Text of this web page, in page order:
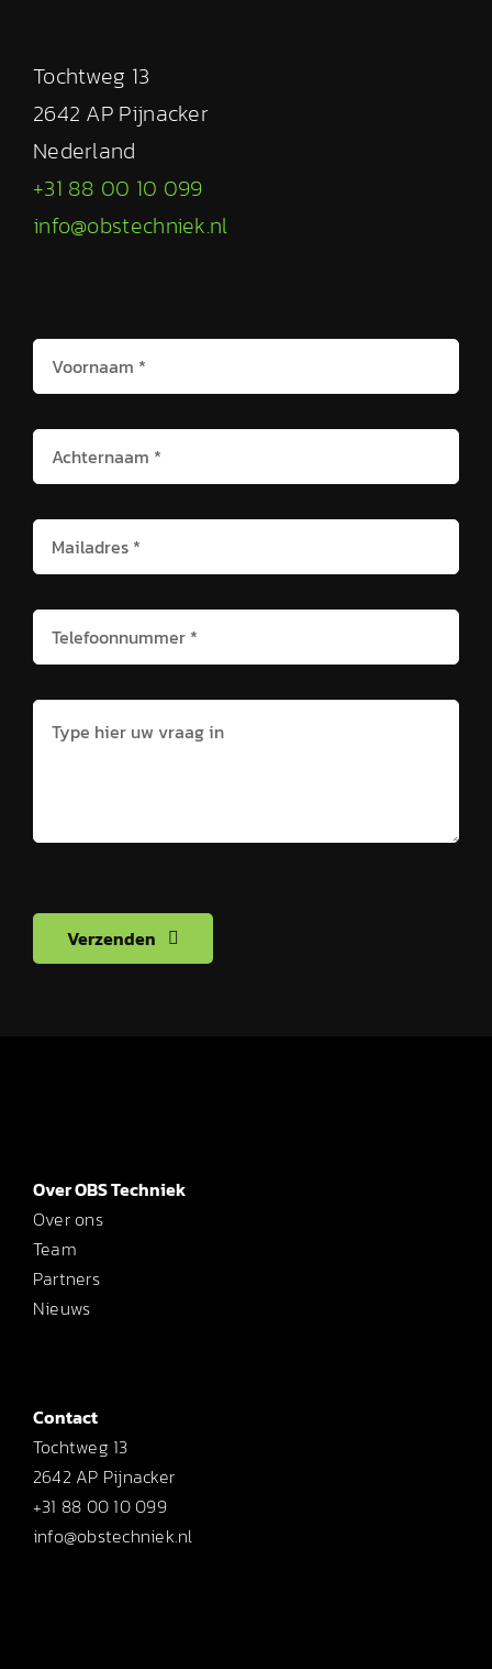
Tochtweg 13
2642 AP Pijnacker
Nederland
+31 88 00 10 099
info@obstechniek.nl
Verzenden
Over OBS Techniek
Over ons
Team
Partners
Nieuws
Contact
Tochtweg 13
2642 AP Pijnacker
+31 88 00 10 099
info@obstechniek.nl